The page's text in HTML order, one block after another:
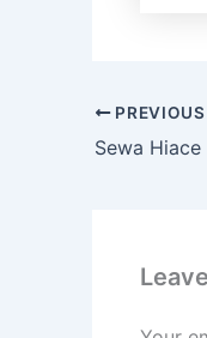
PREVIOUS